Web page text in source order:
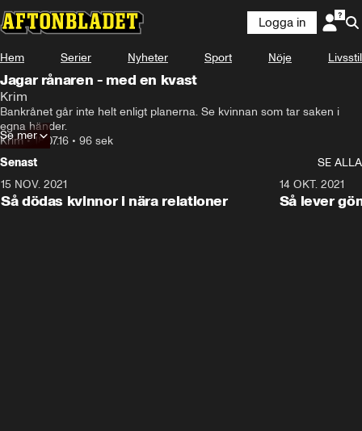
Logga in
Hem Serier Nyheter Sport Nöje Livsstil
Jagar rånaren - med en kvast
Krim
Bankrånet går inte helt enligt planerna. Se kvinnan som tar saken i
egna händer.
Krim•18.07.16 • 96 sek
Se mer
Senast
SE ALLA
15 NOV. 2021
Så dödas kvinnor i nära relationer
14 OKT. 2021
Så lever